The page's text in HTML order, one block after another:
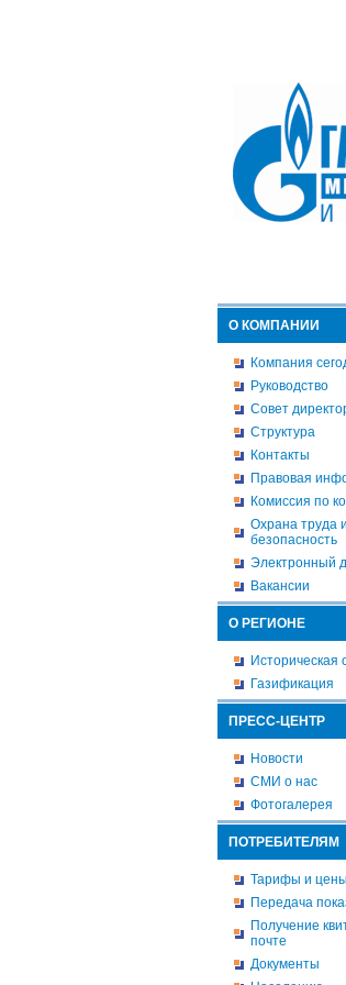
О КОМПАНИИ
Компания
Руководство
Совет
Структура
Контакты
Правовая
Комиссия по
Охрана труда
безопасность
Электронный
Вакансии
О РЕГИОНЕ
Историческая
Газификация
ПРЕСС-ЦЕНТР
Новости
СМИ о нас
Фотогалерея
ПОТРЕБИТЕЛЯМ
Тарифы и цены
Передача
Получение
почте
Документы